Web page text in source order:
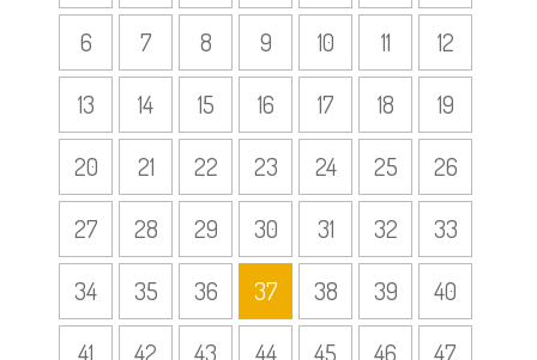
6
7 8 9 10 11
12
13
14 15 16 17 18
19
20
21 22 23 24 25
26
27
28 29 30 31 32
33
34
35 36 37 38 39
40
41
42 43 44 45 46
47